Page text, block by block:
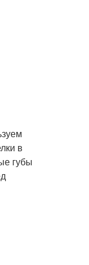
в
губы